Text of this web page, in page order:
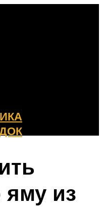
из